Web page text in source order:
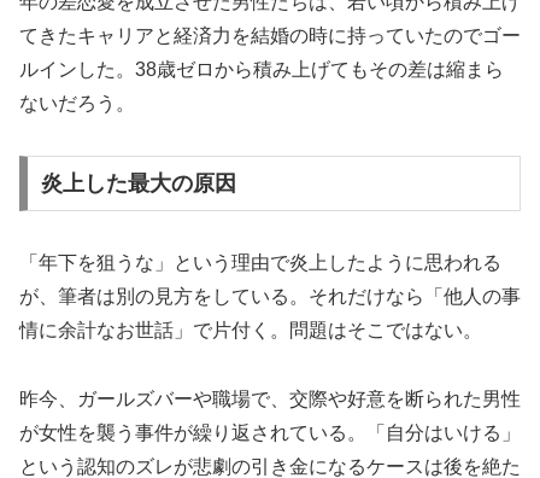
てきたキャリアと経済力を結婚の時に持っていたのでゴー
ルインした。38歳ゼロから積み上げてもその差は縮まら
ないだろう。
炎上した最大の原因
「年下を狙うな」という理由で炎上したように思われる
が、筆者は別の見方をしている。それだけなら「他人の事
情に余計なお世話」で片付く。問題はそこではない。
昨今、ガールズバーや職場で、交際や好意を断られた男性
が女性を襲う事件が繰り返されている。「自分はいける」
という認知のズレが悲劇の引き金になるケースは後を絶た